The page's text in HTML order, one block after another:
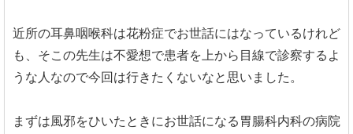
近所の耳鼻咽喉科は花粉症でお世話にはなっているけれど
も、そこの先生は不愛想で患者を上から目線で診察するよ
うな人なので今回は行きたくないなと思いました。
まずは風邪をひいたときにお世話になる胃腸科内科の病院